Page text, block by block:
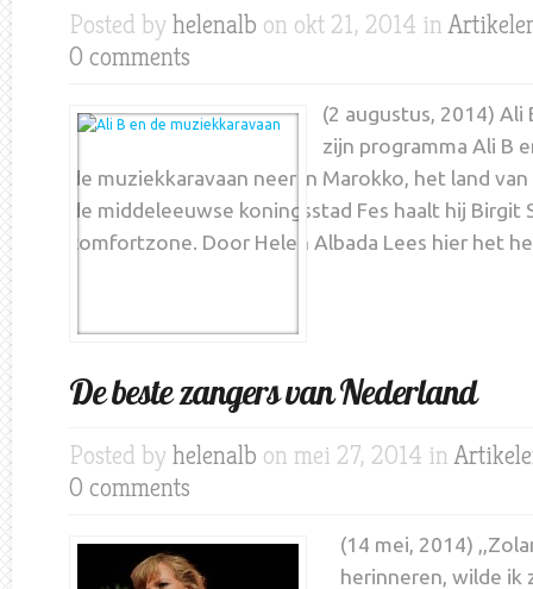
Posted by helenalb on okt 21, 2014 in
0 comments
(2 augustus, 2014) Ali
zijn programma Ali B
de muziekkaravaan neer in Marokko, het land
de middeleeuwse koningsstad Fes haalt hij Birgit
comfortzone. Door Helen Albada Lees hier het
De beste zangers van Nederland
Posted by helenalb on mei 27, 2014 in
0 comments
(14 mei, 2014)
herinneren, wilde ik